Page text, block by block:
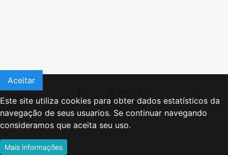
Aceitar
Este site utiliza cookies para obter dados estatísticos da
navegação de seus usuarios. Se continuar navegando
consideramos que aceita seu uso.
Mais informações